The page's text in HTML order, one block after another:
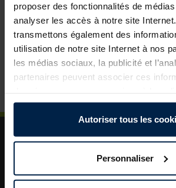
proposer des fonctionnalités de
analyser les accès à notre site
transmettons également des
utilisation de notre site Internet à nos
les médias sociaux, la publicité et
partenaires peuvent associer ces
ont collectées dans le cadre de votre
Légalement, nous pouvons stocker
fonctionnement de ce site. Pour tous
cookies, nous avons besoin de votre
Autoriser tous les
Personnaliser
Porte de garage sectionnelle : un
développer vos ventes
La porte de garage : un levier de
projets clients
Plus de sécurité dans le jardin : un